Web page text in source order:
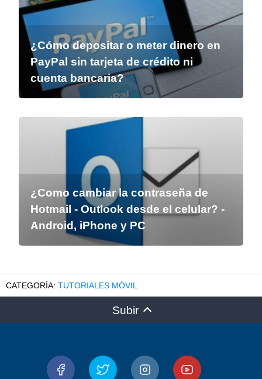
¿Cómo depositar o meter dinero en
PayPal sin tarjeta de crédito ni
cuenta bancaria?
¿Como cambiar la contraseña de
Hotmail - Outlook desde el celular? -
Android, iPhone y PC
TUTORIALES MÓVIL
Subir